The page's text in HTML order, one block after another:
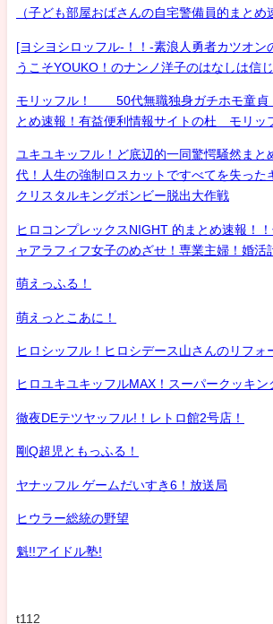
（子ども部屋おばさんの自宅警備員的まとめ
[ヨシヨシロッフル-！！-素浪人勇者カツオン
うこそYOUKO！のナンノ洋子のはなしは信
モリッフル！ 50代無職独身ガチホモ童貞
とめ速報！有益便利情報サイトの杜 モリッ
ユキユキッフル！ど底辺的一同驚愕騒然まと
代！人生の強制ロスカットですべてを失った
クリスタルキングボンビー脱出大作戦
ヒロコンプレックスNIGHT 的まとめ速報！
ャアラフィフ女子のめざせ！専業主婦！婚活
萌えっふる！
萌えっとこあに！
ヒロシッフル！ヒロシデース山さんのリフォ
ヒロユキユキッフルMAX！スーパークッキン
徹夜DEテツヤッフル!！レトロ館2号店！
剛Q超児ともっふる！
ヤナッフル ゲームだいすき6！放送局
ヒウラー総統の野望
魁!!アイドル塾!
t112